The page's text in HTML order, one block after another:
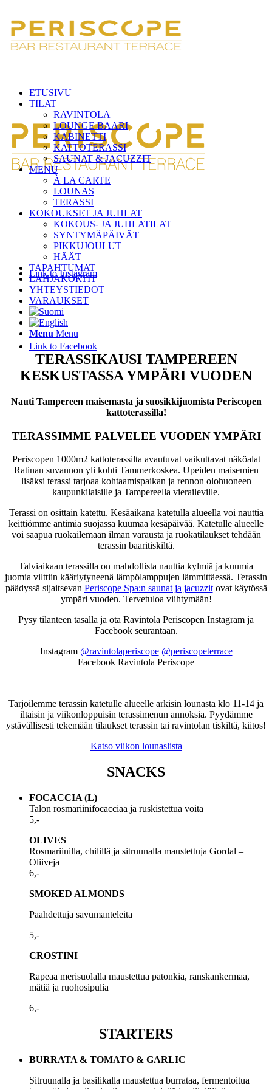
Link to Instagram
Link to Facebook
ETUSIVU
TILAT
RAVINTOLA
LOUNGE BAARI
KABINETTI
KATTOTERASSI
SAUNAT & JACUZZIT
MENU
À LA CARTE
LOUNAS
TERASSI
KOKOUKSET JA JUHLAT
KOKOUS- JA JUHLATILAT
SYNTYMÄPÄIVÄT
PIKKUJOULUT
HÄÄT
TAPAHTUMAT
LAHJAKORTIT
YHTEYSTIEDOT
VARAUKSET
Menu Menu
TERASSIKAUSI TAMPEREEN
KESKUSTASSA YMPÄRI VUODEN
Nauti Tampereen maisemasta ja suosikkijuomista Periscopen
kattoterassilla!
TERASSIMME PALVELEE VUODEN YMPÄRI
Periscopen 1000m2 kattoterassilta avautuvat vaikuttavat näköalat
Ratinan suvannon yli kohti Tammerkoskea. Upeiden maisemien
lisäksi terassi tarjoaa kohtaamispaikan ja rennon olohuoneen
kaupunkilaisille ja Tampereella vieraileville.
Terassi on osittain katettu. Kesäaikana katetulla alueella voi nauttia
keittiömme antimia suojassa kuumaa kesäpäivää. Katetulle alueelle
voi saapua ruokailemaan ilman varausta ja ruokatilaukset tehdään
terassin baaritiskiltä.
Talviaikaan terassilla on mahdollista nauttia kylmiä ja kuumia
juomia vilttiin kääriytyneenä lämpölamppujen lämmittäessä. Terassin
päädyssä sijaitsevan Periscope Spa:n saunat ja jacuzzitovat käytössä
ympäri vuoden. Tervetuloa viihtymään!
Pysy tilanteen tasalla ja ota Ravintola Periscopen Instagram ja
Facebook seurantaan.
Instagram @ravintolaperiscope @periscopeterrace
Facebook Ravintola Periscope
Tarjoilemme terassin katetulle alueelle arkisin lounasta klo 11-14 ja
iltaisin ja viikonloppuisin terassimenun annoksia. Pyydämme
ystävällisesti tekemään tilaukset terassin tai ravintolan tiskiltä, kiitos!
Katso viikon lounaslista
SNACKS
FOCACCIA (L)
Talon rosmariinifocacciaa ja ruskistettua voita
5,-
OLIVES
Rosmariinilla, chilillä ja sitruunalla maustettuja Gordal –
Oliiveja
6,-
SMOKED ALMONDS
Paahdettuja savumanteleita
5,-
CROSTINI
Rapeaa merisuolalla maustettua patonkia, ranskankermaa,
mätiä ja ruohosipulia
6,-
STARTERS
BURRATA & TOMATO & GARLIC
Sitruunalla ja basilikalla maustettua burrataa, fermentoitua